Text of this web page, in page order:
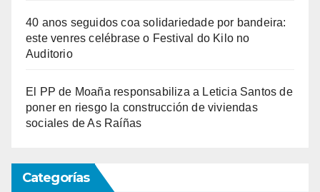
40 anos seguidos coa solidariedade por bandeira:
este venres celébrase o Festival do Kilo no
Auditorio
El PP de Moaña responsabiliza a Leticia Santos de
poner en riesgo la construcción de viviendas
sociales de As Raíñas
Categorías